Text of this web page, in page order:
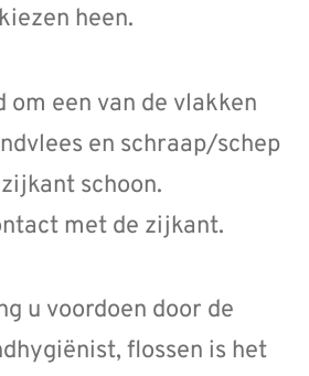
heen.
om een van de vlakken
en schraap/schep
schoon.
met de zijkant.
u voordoen door de
flossen is het